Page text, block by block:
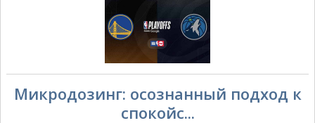
Микродозинг: осознанный подход к
спокойс...